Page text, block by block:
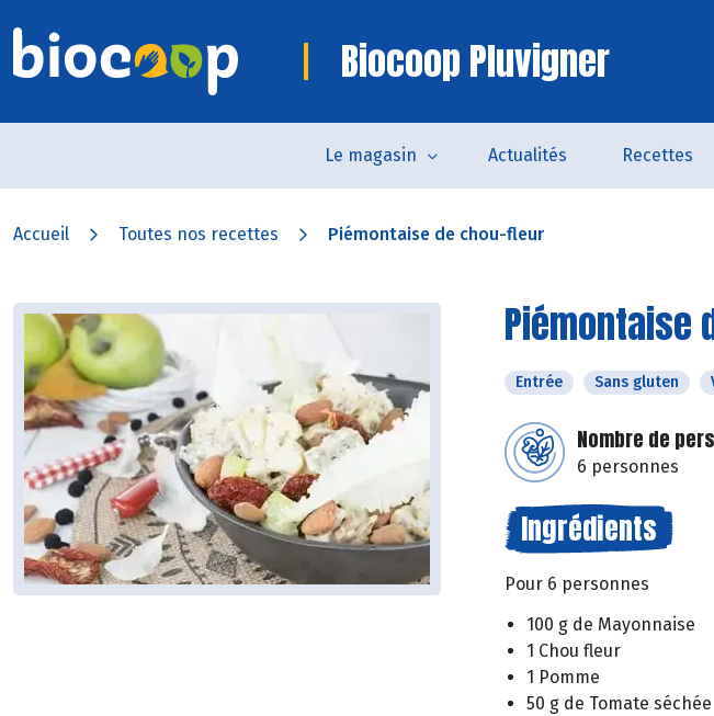
Biocoop Pluvigner
Le magasin Actualités Recettes
Accueil Toutes nos recettes Piémontaise de chou-fleur
Piémontaise
Entrée Sans gluten
Nombre de
6 personnes
Ingrédients
Pour 6 personnes
100 g de Mayonnaise
1 Chou fleur
1 Pomme
50 g de Tomate séchée